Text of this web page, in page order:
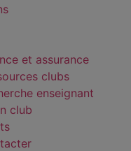
et assurance
clubs
enseignant
club